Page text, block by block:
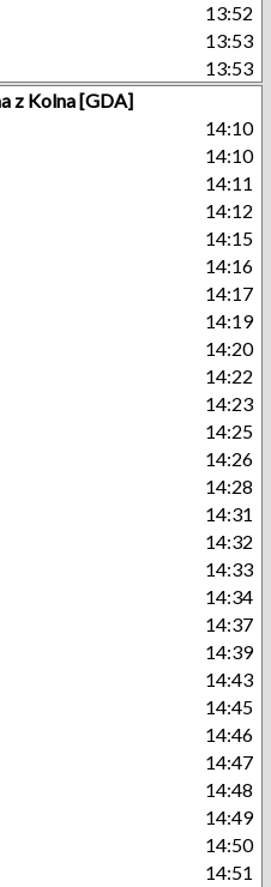
13:52
13:53
13:53
z Kolna [GDA]
14:10
14:10
14:11
14:12
14:15
14:16
14:17
14:19
14:20
14:22
14:23
14:25
14:26
14:28
14:31
14:32
14:33
14:34
14:37
14:39
14:43
14:45
14:46
14:47
14:48
14:49
14:50
14:51